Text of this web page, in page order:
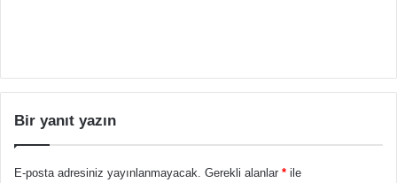
Bir yanıt yazın
E-posta adresiniz yayınlanmayacak. Gerekli alanlar * ile